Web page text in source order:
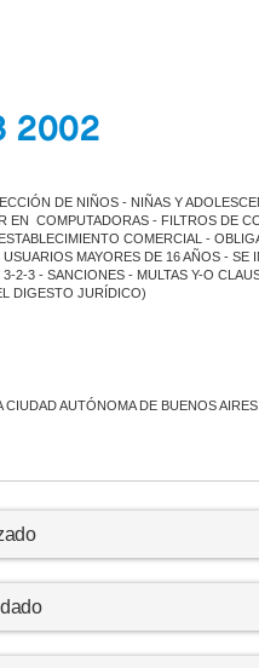
2002
DE NIÑOS - NIÑAS Y
EN COMPUTADORAS - FILTROS DE
COMERCIAL -
MAYORES DE 16 AÑOS -
2-3 - SANCIONES - MULTAS Y-O
DIGESTO JURÍDICO)
CIUDAD AUTÓNOMA DE BUENOS AIRES